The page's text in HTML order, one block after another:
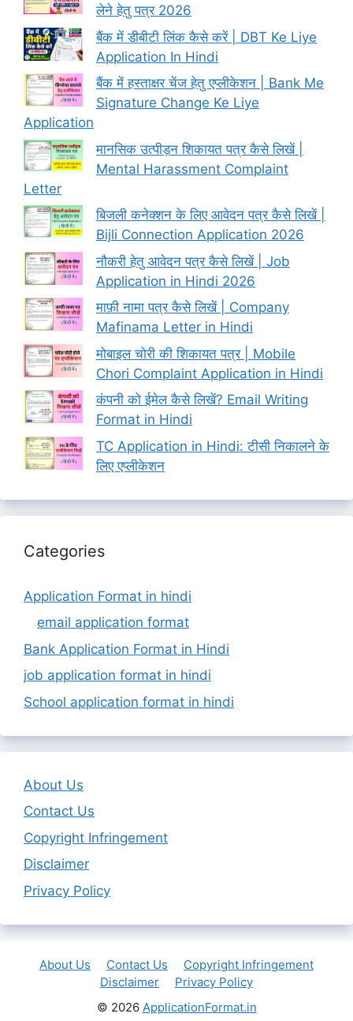
लेने हेतु पत्र 2026
बैंक में डीबीटी लिंक कैसे करें | DBT Ke Liye
Application In Hindi
बैंक में हस्ताक्षर चेंज हेतु एप्लीकेशन | Bank Me
Signature Change Ke Liye
Application
मानसिक उत्पीड़न शिकायत पत्र कैसे लिखें |
Mental Harassment Complaint
Letter
बिजली कनेक्शन के लिए आवेदन पत्र कैसे लिखें |
Bijli Connection Application 2026
नौकरी हेतु आवेदन पत्र कैसे लिखें | Job
Application in Hindi 2026
माफ़ी नामा पत्र कैसे लिखें | Company
Mafinama Letter in Hindi
मोबाइल चोरी की शिकायत पत्र | Mobile
Chori Complaint Application in Hindi
कंपनी को ईमेल कैसे लिखें? Email Writing
Format in Hindi
TC Application in Hindi: टीसी निकालने के
लिए एप्लीकेशन
Categories
Application Format in hindi
email application format
Bank Application Format in Hindi
job application format in hindi
School application format in hindi
About Us
Contact Us
Copyright Infringement
Disclaimer
Privacy Policy
About Us Contact Us
Copyright Infringement
Disclaimer
Privacy Policy
© 2026 ApplicationFormat.in